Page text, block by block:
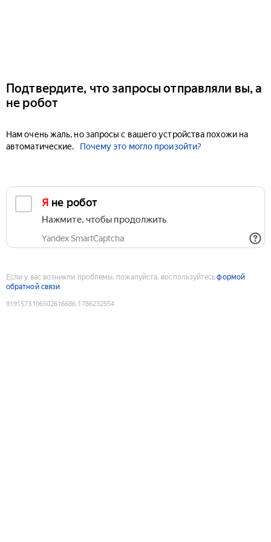
Подтвердите, что запросы отправляли вы, а
не робот
Нам очень жаль, но запросы с вашего устройства похожи на
автоматические.
Почему это могло произойти?
Я не робот
Нажмите, чтобы продолжить
Yandex SmartCaptcha
Если у вас возникли проблемы, пожалуйста, воспользуйтесьформой
обратной связи
9191573106502616686:1786232554